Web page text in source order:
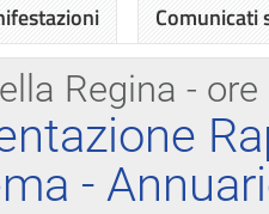
Regina - ore
-
Comunicati